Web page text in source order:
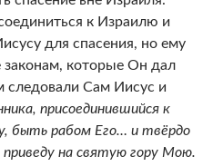
к Израилю и
для спасения, но ему
законам, которые Он дал
следовали Сам Иисус и
присоединившийся к
быть рабом Его… и твёрдо
на святую гору Мою.